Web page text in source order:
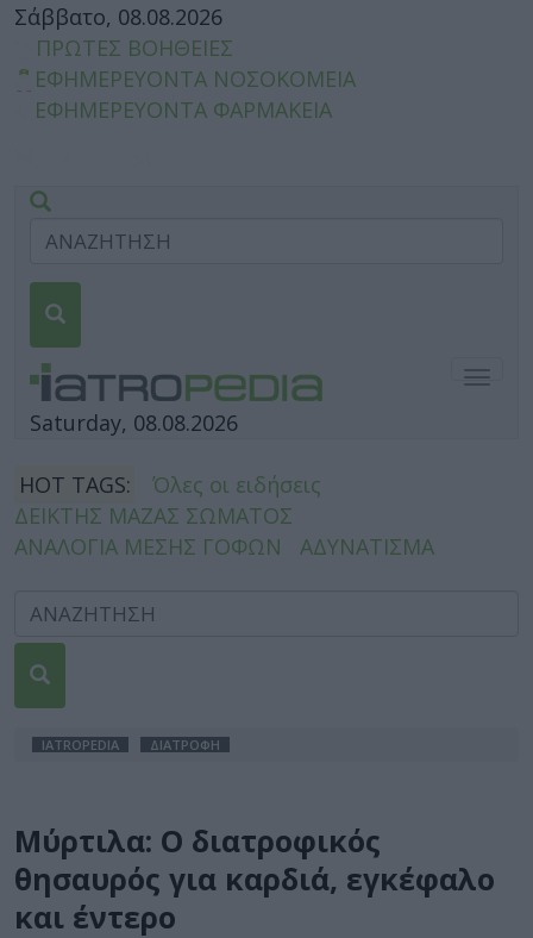
Σάββατο, 08.08.2026
ΠΡΩΤΕΣ ΒΟΗΘΕΙΕΣ
ΕΦΗΜΕΡΕΥΟΝΤΑ ΝΟΣΟΚΟΜΕΙΑ
ΕΦΗΜΕΡΕΥΟΝΤΑ ΦΑΡΜΑΚΕΙΑ
Saturday, 08.08.2026
HOT TAGS:
Όλες οι ειδήσεις
ΔΕΙΚΤΗΣ ΜΑΖΑΣ ΣΩΜΑΤΟΣ
ΑΝΑΛΟΓΙΑ ΜΕΣΗΣ ΓΟΦΩΝ
ΑΔΥΝΑΤΙΣΜΑ
IATROPEDIA ΔΙΑΤΡΟΦΗ
Μύρτιλα: Ο διατροφικός
θησαυρός για καρδιά, εγκέφαλο
και έντερο